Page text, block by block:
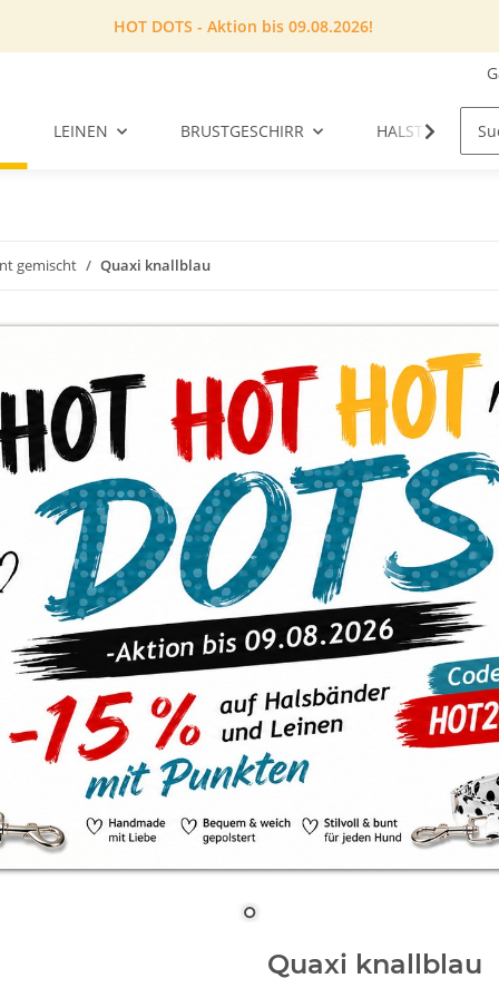
HOT DOTS - Aktion bis 09.08.2026!
LEINEN BRUSTGESCHIRR HALSTUCH
gemischt Quaxi knallblau
Quaxi knallblau